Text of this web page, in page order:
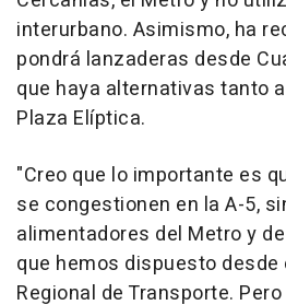
interurbano. Asimismo, ha
pondrá lanzaderas desde
que haya alternativas tanto
Plaza Elíptica.
"Creo que lo importante es
se congestionen en la A-5,
alimentadores del Metro y
que hemos dispuesto desde
Regional de Transporte.